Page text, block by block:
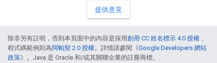
提供意見
除非另有註明，否則本頁面中的內容是採用創用 CC 姓名標示 4.0 授權 ，
程式碼範例則為阿帕契 2.0 授權。詳情請參閱《Google Developers 網站
政策》。Java 是 Oracle 和/或其關聯企業的註冊商標。